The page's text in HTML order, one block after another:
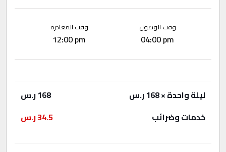
وقت الوصول
04:00 pm
وقت المغادرة
12:00 pm
ليلة واحدة× 168 ر.س 168ر.س
خدمات وضرائب
34.5ر.س